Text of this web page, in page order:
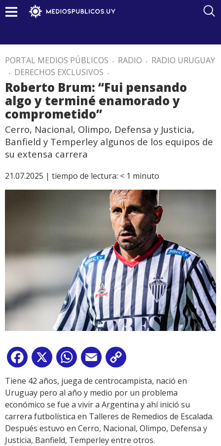
PORTAL MEDIOS PÚBLICOS . RADIO . RADIO URUGUAY
. DERECHOS EXCLUSIVOS .
Roberto Brum: “Fui pensando
algo y terminé enamorado y
comprometido”
Cerro, Nacional, Olimpo, Defensa y Justicia,
Banfield y Temperley algunos de los equipos de
su extensa carrera
21.07.2025 | tiempo de lectura: < 1 minuto
Facebook
X WhatsApp
Email
Link
Tiene 42 años, juega de centrocampista, nació en
Uruguay pero al año y medio por un problema
económico se fue a vivir a Argentina y ahí inició su
carrera futbolística en Talleres de Remedios de Escalada.
Después estuvo en Cerro, Nacional, Olimpo, Defensa y
Justicia, Banfield, Temperley entre otros.